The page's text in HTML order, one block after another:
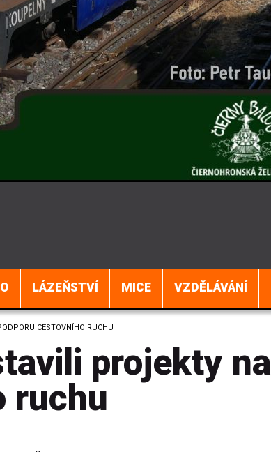
LÁZEŇSTVÍ MICE VZDĚLÁVÁNÍ
CESTOVNÍHO RUCHU
projekty na
ruchu